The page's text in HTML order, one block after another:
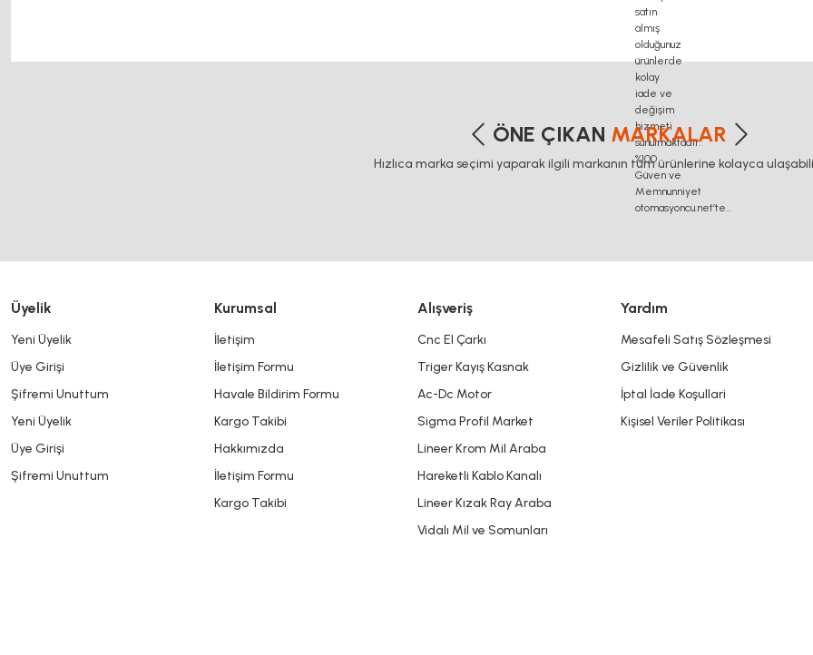
Bu ürüne ilk yorumu siz yapın!
Yorum Yaz
Bu ürünün fiyat bilgisi, resim, ürün açıklamalarında ve diğer konularda yetersiz gördüğünüz noktaları öneri formunu kullanarak tarafımıza iletebilirsiniz.
ÖNE ÇIKAN MARKALAR
Hızlıca marka seçimi yaparak ilgili markanın tüm ürünlerine kolayca
Üyelik
Yeni Üyelik
Üye Girişi
Şifremi Unuttum
Yeni Üyelik
Üye Girişi
Şifremi Unuttum
Kurumsal
İletişim
İletişim Formu
Havale Bildirim Formu
Kargo Takibi
Hakkımızda
İletişim Formu
Kargo Takibi
Alışveriş
Cnc El Çarkı
Triger Kayış Kasnak
Ac-Dc Motor
Sigma Profil Market
Lineer Krom Mil Araba
Hareketli Kablo Kanalı
Lineer Kızak Ray Araba
Vidalı Mil ve Somunları
Yardım
Mesafeli Satış Sözleşmesi
Gizlilik ve Güvenlik
İptal İade Koşullari
Kişisel Veriler Politikası